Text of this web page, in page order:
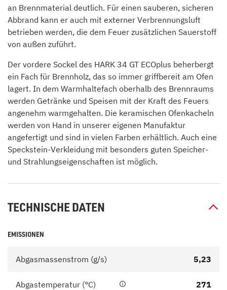
an Brennmaterial deutlich. Für einen sauberen, sicheren
Abbrand kann er auch mit externer Verbrennungsluft
betrieben werden, die dem Feuer zusätzlichen Sauerstoff
von außen zuführt.
Der vordere Sockel des HARK 34 GT ECOplus beherbergt
ein Fach für Brennholz, das so immer griffbereit am Ofen
lagert. In dem Warmhaltefach oberhalb des Brennraums
werden Getränke und Speisen mit der Kraft des Feuers
angenehm warmgehalten. Die keramischen Ofenkacheln
werden von Hand in unserer eigenen Manufaktur
angefertigt und sind in vielen Farben erhältlich. Auch eine
Speckstein-Verkleidung mit besonders guten Speicher-
und Strahlungseigenschaften ist möglich.
TECHNISCHE DATEN
EMISSIONEN
Abgasmassenstrom (g/s) 5,23
Abgastemperatur (°C) 271